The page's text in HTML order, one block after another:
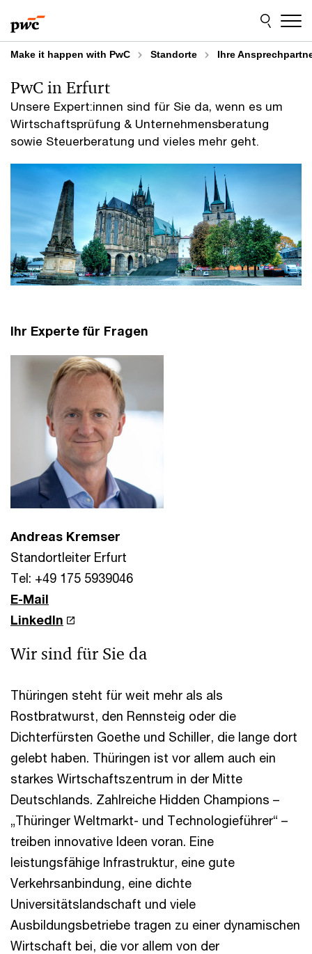
to
content
to
footer
Make it happen with PwC Standorte ­Ihre
Unsere Expert:innen sind für Sie da, wenn es um
Wirtschaftsprüfung & Unternehmensberatung
sowie Steuerberatung und vieles mehr geht.
PwC in Erfurt
Ihr Experte für Fragen
Andreas Kremser
Standortleiter Erfurt
Tel: +49 175 5939046
E-Mail
LinkedIn
Wir sind für Sie da
Thüringen steht für weit mehr als als
Rostbratwurst, den Rennsteig oder die
Dichterfürsten Goethe und Schiller, die lange dort
gelebt haben. Thüringen ist vor allem auch ein
starkes Wirtschaftszentrum in der Mitte
Deutschlands. Zahlreiche Hidden Champions –
„Thüringer Weltmarkt- und Technologieführer“ –
treiben innovative Ideen voran. Eine
leistungsfähige Infrastruktur, eine gute
Verkehrsanbindung, eine dichte
Universitätslandschaft und viele
Ausbildungsbetriebe tragen zu einer dynamischen
Wirtschaft bei, die vor allem von der